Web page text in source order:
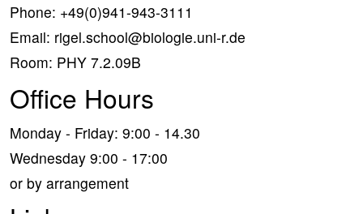
Phone: +49(0)941-943-3111
Email: rigel.school@biologie.uni-r.de
Room: PHY 7.2.09B
Office Hours
Monday - Friday: 9:00 - 14.30
Wednesday 9:00 - 17:00
or by arrangement